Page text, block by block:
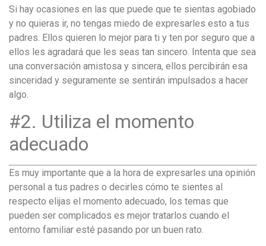
-80adioageb0aqloc.xn-
-
p1ai/
встречается
довольно
часто.
Её
выглядит
понятной.
Это
создаёт
нейтральное,
спокойное
впечатление.
Si hay ocasiones en las que puede que te sientas agobiado
y no quieras ir, no tengas miedo de expresarles esto a tus
padres. Ellos quieren lo mejor para ti y ten por seguro que a
ellos les agradará que les seas tan sincero. Intenta que sea
una conversación amistosa y sincera, ellos percibirán esa
sinceridad y seguramente se sentirán impulsados a hacer
algo.
#2. Utiliza el momento
adecuado
Es muy importante que a la hora de expresarles una opinión
personal a tus padres o decirles cómo te sientes al
respecto elijas el momento adecuado, los temas que
pueden ser complicados es mejor tratarlos cuando el
entorno familiar esté pasando por un buen rato.